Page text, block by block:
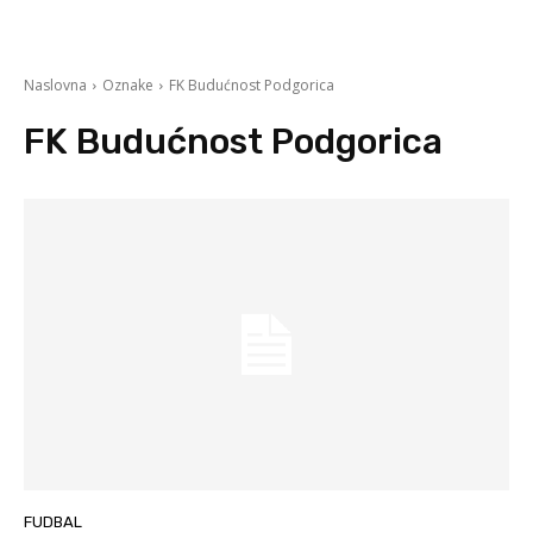
Naslovna Oznake FK Budućnost Podgorica
FK Budućnost Podgorica
FUDBAL